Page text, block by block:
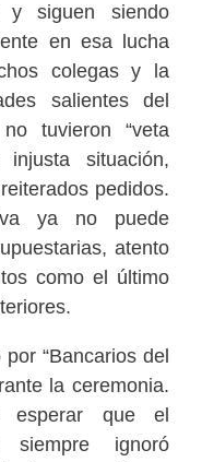
y siguen siendo
en esa lucha
colegas y la
salientes del
tuvieron “veta
situación,
pedidos.
ya no puede
atento
como el último
“Bancarios del
la ceremonia.
esperar que el
siempre ignoró